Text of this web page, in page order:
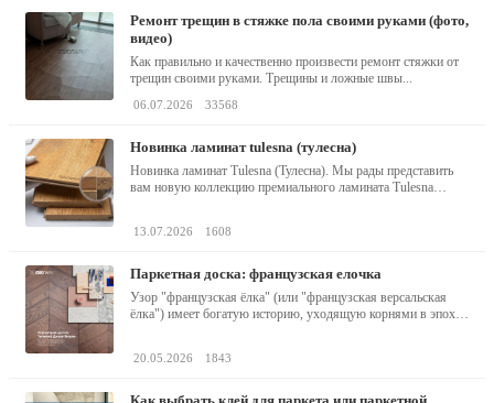
ремонт трещин в стяжке пола своими руками (фото,
видео)
Как правильно и качественно произвести ремонт стяжки от
трещин своими руками. Трещины и ложные швы...
06.07.2026 33568
новинка ламинат tulesna (тулесна)
Новинка ламинат Tulesna (Тулесна). Мы рады представить
вам новую коллекцию премиального ламината Tulesna
13.07.2026 1608
паркетная доска: французская елочка
Узор "французская ёлка" (или "французская версальская
ёлка") имеет богатую историю, уходящую корнями в эпоху
20.05.2026 1843